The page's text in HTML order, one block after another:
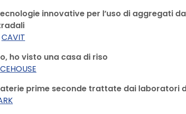
innovative per l’uso di aggregati
CAVIT
ho visto una casa di riso
prime seconde trattate dai laboratori